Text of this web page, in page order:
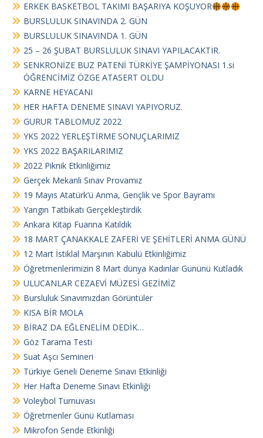
ERKEK BASKETBOL TAKIMI BAŞARIYA KOŞUYOR
BURSLULUK SINAVINDA 2. GÜN
BURSLULUK SINAVINDA 1. GÜN
25 – 26 ŞUBAT BURSLULUK SINAVI YAPILACAKTIR.
SENKRONİZE BUZ PATENİ TÜRKİYE ŞAMPİYONASI 1.si
ÖĞRENCİMİZ ÖZGE ATASERT OLDU
KARNE HEYACANI
HER HAFTA DENEME SINAVI YAPIYORUZ.
GURUR TABLOMUZ 2022
YKS 2022 YERLEŞTİRME SONUÇLARIMIZ
YKS 2022 BAŞARILARIMIZ
2022 Piknik Etkinliğimiz
Gerçek Mekanlı Sınav Provamız
19 Mayıs Atatürk’ü Anma, Gençlik ve Spor Bayramı
Yangın Tatbikatı Gerçekleştirdik
Ankara Kitap Fuarına Katıldık
18 MART ÇANAKKALE ZAFERİ VE ŞEHİTLERİ ANMA GÜNÜ
12 Mart İstiklal Marşının Kabulü Etkinliğimiz
Öğretmenlerimizin 8 Mart dünya Kadınlar Gününü Kutladık
ULUCANLAR CEZAEVİ MÜZESİ GEZİMİZ
Bursluluk Sınavımızdan Görüntüler
KISA BİR MOLA
BİRAZ DA EĞLENELİM DEDİK…
Göz Tarama Testi
Suat Aşcı Semineri
Türkiye Geneli Deneme Sınavı Etkinliği
Her Hafta Deneme Sınavı Etkinliği
Voleybol Turnuvası
Öğretmenler Günü Kutlaması
Mikrofon Sende Etkinliği